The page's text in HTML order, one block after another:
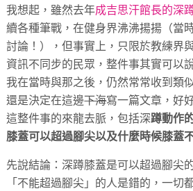
我想起，雖然去年成吉思汗館長的深
續各種筆戰，在健身界沸沸揚揚（當
討論！），但事實上，只限於教練界
資訊不同步的民眾，整件事其實可以
我在當時與那之後，仍然常常收到類
還是決定在這邊下海寫一篇文章，好
這整件事的來龍去脈，包括深蹲動作
膝蓋可以超過腳尖以及什麼時候膝蓋
先說結論：深蹲膝蓋是可以超過腳尖
「不能超過腳尖」的人是錯的，一切